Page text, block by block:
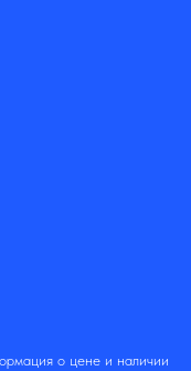
о цене и наличии